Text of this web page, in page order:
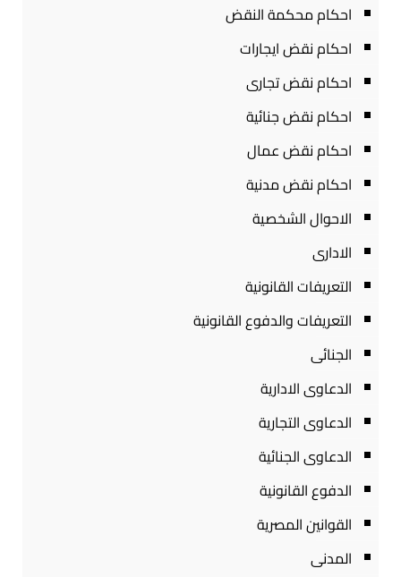
احكام محكمة النقض
احكام نقض ايجارات
احكام نقض تجارى
احكام نقض جنائية
احكام نقض عمال
احكام نقض مدنية
الاحوال الشخصية
الادارى
التعريفات القانونية
التعريفات والدفوع القانونية
الجنائى
الدعاوى الادارية
الدعاوى التجارية
الدعاوى الجنائية
الدفوع القانونية
القوانين المصرية
المدنى